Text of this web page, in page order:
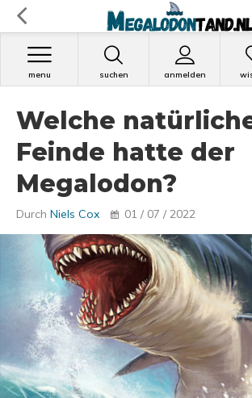
suchen anmelden
menu
Welche
Feinde hatte der
Megalodon?
Durch Niels Cox 01 / 07 / 2022